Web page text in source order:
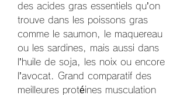
des acides gras essentiels qu’on
trouve dans les poissons gras
comme le saumon, le maquereau
ou les sardines, mais aussi dans
l’huile de soja, les noix ou encore
l’avocat. Grand comparatif des
meilleures protéines musculation